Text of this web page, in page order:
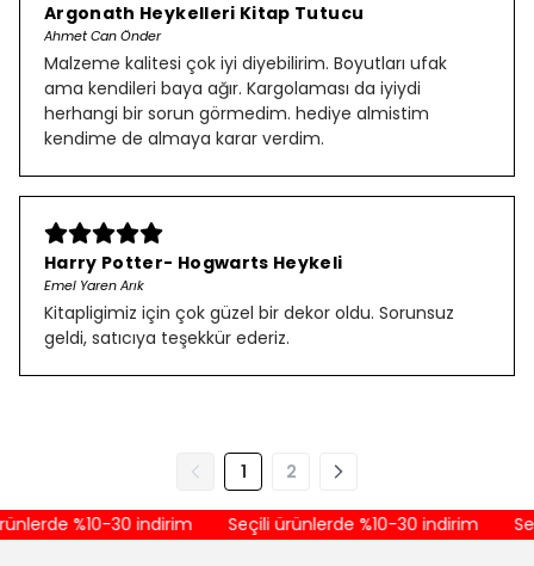
Argonath Heykelleri Kitap Tutucu
Ahmet Can Önder
Malzeme kalitesi çok iyi diyebilirim. Boyutları ufak
ama kendileri baya ağır. Kargolaması da iyiydi
herhangi bir sorun görmedim. hediye almistim
kendime de almaya karar verdim.
Harry Potter- Hogwarts Heykeli
Emel Yaren Arık
Kitapligimiz için çok güzel bir dekor oldu. Sorunsuz
geldi, satıcıya teşekkür ederiz.
1 2
%10-30 indirim Seçili ürünlerde %10-30 indirim